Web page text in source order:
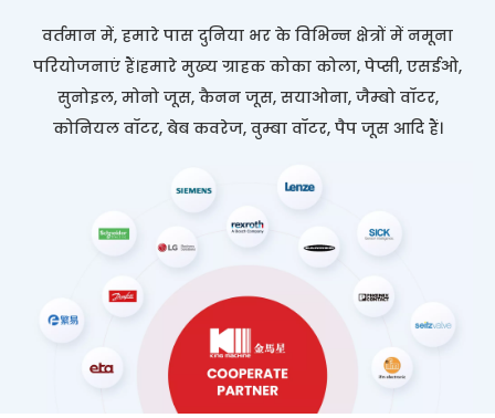
वर्तमान में, हमारे पास दुनिया भर के विभिन्न क्षेत्रों में नमूना
परियोजनाएं हैं।हमारे मुख्य ग्राहक कोका कोला, पेप्सी, एसईओ,
सुनोइल, मोनो जूस, कैनन जूस, सयाओना, जैम्बो वॉटर,
कोनियल वॉटर, बेब कवरेज, वुम्बा वॉटर, पैप जूस आदि हैं।